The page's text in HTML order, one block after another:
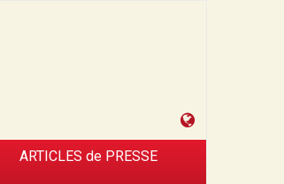
de
ARTICLES de PRESSE